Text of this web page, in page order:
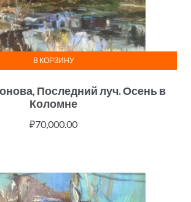
Последний луч. Осень в
Коломне
₽70,000.00
В КОРЗИНУ